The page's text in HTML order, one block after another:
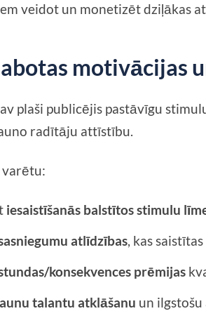
veidot un monetizēt dziļākas
motivācijas
plaši publicējis pastāvīgu
radītāju attīstību.
iesaistīšanās balstītos stimulu
atlīdzības, kas
konsekvences prēmijas
talantu atklāšanu un